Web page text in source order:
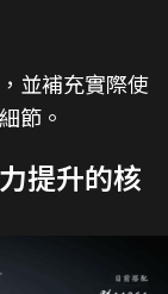
並補充實際使
節。
提升的核